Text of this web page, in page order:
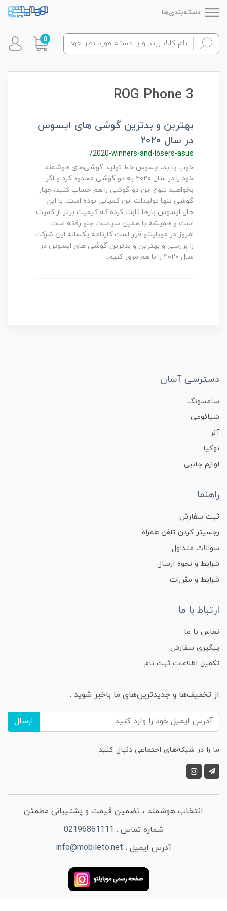
دسته‌بندی‌ها
0
ROG Phone 3
بهترین و بدترین گوشی های ایسوس
در سال ۲۰۲۰
/2020-winners-and-losers-asus
خوب یا بد، ایسوس خط تولید گوشی‌های هوشمند
خود را در سال ۲۰۲۰ به دو گوشی محدود کرد و اگر
بخواهید تنوع این دو گوشی را هم حساب کنید، چهار
گوشی تنها تولیدات این کمپانی بوده است. با این
حال ایسوس بارها ثابت کرده که کیفیت برتر از کمیت
است و همیشه با همین سیاست جلو رفته است.
امروز در موبایلتو قرار است کارنامه یکساله این شرکت
را بررسی و بهترین و بدترین گوشی های ایسوس در
سال ۲۰۲۰ را با هم مرور کنیم.
دسترسی آسان
سامسونگ
شیائومی
آنر
نوکیا
لوازم جانبی
راهنما
ثبت سفارش
رجسیتر کردن تلفن همراه
سوالات متداول
شرایط و نحوه ارسال
شرایط و مقررات
ارتباط با ما
تماس با ما
پیگیری سفارش
تکمیل اطلاعات ثبت نام
از تخفیف‌ها و جدیدترین‌های ما باخبر شوید :
ارسال
ما را در شبکه‌های اجتماعی دنبال کنید:
انتخاب هوشمند ، تضمین قیمت و پشتیبانی مطمئن
شماره تماس : 02196861111
آدرس ایمیل : info@mobileto.net